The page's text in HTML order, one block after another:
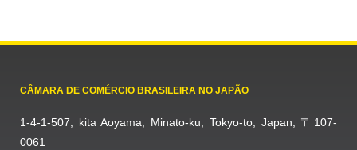
CÂMARA DE COMÉRCIO BRASILEIRA NO JAPÃO
1-4-1-507, kita Aoyama, Minato-ku, Tokyo-to, Japan, 〒107-
0061